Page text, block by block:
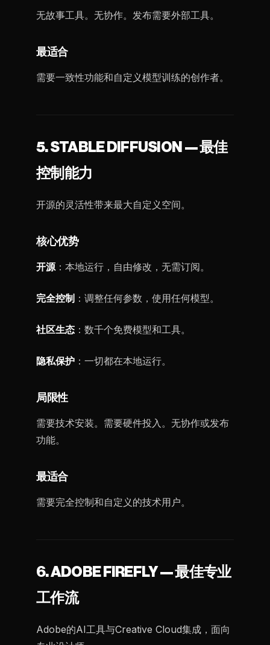
无故事工具。无协作。发布需要外部工具。
最适合
需要一致性功能和自定义模型训练的创作者。
5. STABLE DIFFUSION — 最佳
控制能力
开源的灵活性带来最大自定义空间。
核心优势
开源：本地运行，自由修改，无需订阅。
完全控制 ：调整任何参数，使用任何模型。
社区生态 ：数千个免费模型和工具。
隐私保护 ：一切都在本地运行。
局限性
需要技术安装。需要硬件投入。无协作或发布
功能。
最适合
需要完全控制和自定义的技术用户。
6. ADOBE FIREFLY — 最佳专业
工作流
Adobe的AI工具与Creative Cloud集成，面向